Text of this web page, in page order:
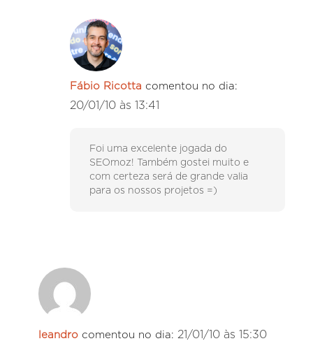
Fábio Ricotta comentou no dia:
20/01/10 às 13:41
Foi uma excelente jogada do
SEOmoz! Também gostei muito e
com certeza será de grande valia
para os nossos projetos =)
leandro comentou no dia: 21/01/10 às 15:30